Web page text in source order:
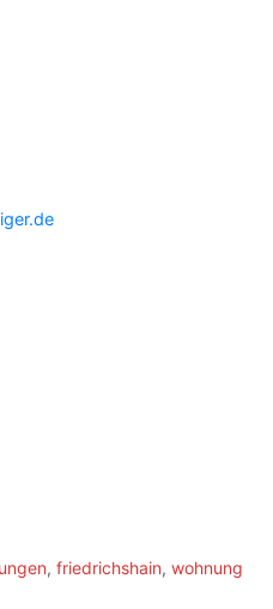
, friedrichshain, wohnung